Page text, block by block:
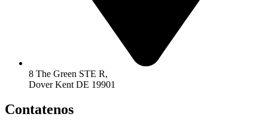
8 The Green STE R,
Dover Kent DE 19901
Contatenos